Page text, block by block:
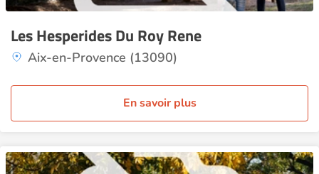
Les Hesperides Du Roy Rene
Aix-en-Provence (13090)
En savoir plus